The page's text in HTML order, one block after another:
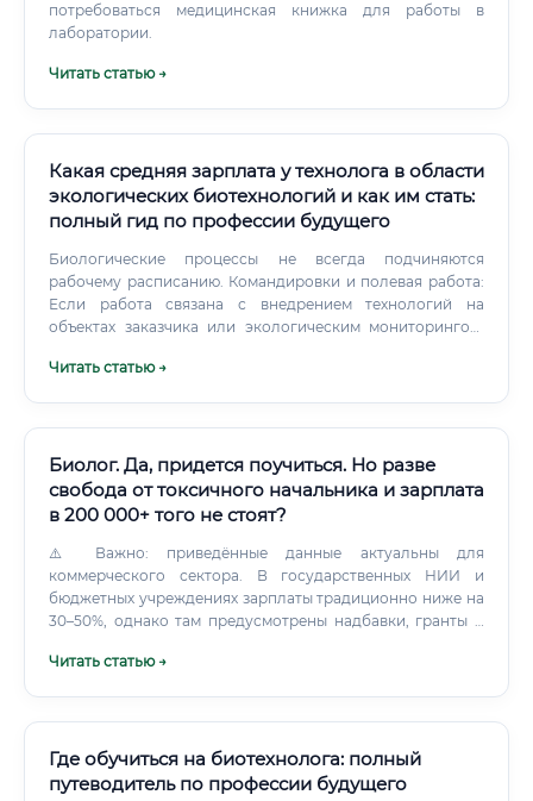
потребоваться медицинская книжка для работы в
лаборатории.
Читать статью →
Какая средняя зарплата у технолога в области
экологических биотехнологий и как им стать:
полный гид по профессии будущего
Биологические процессы не всегда подчиняются
рабочему расписанию. Командировки и полевая работа:
Если работа связана с внедрением технологий на
объектах заказчика или экологическим мониторингом,
могут быть разными – от комфортной работы на
Читать статью →
Биолог. Да, придется поучиться. Но разве
свобода от токсичного начальника и зарплата
в 200 000+ того не стоят?
⚠️ Важно: приведённые данные актуальны для
коммерческого сектора. В государственных НИИ и
бюджетных учреждениях зарплаты традиционно ниже на
30–50%, однако там предусмотрены надбавки, гранты и
Читать статью →
Где обучиться на биотехнолога: полный
путеводитель по профессии будущего